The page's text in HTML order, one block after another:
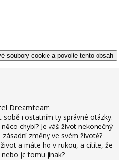
soubory cookie a povolte tento obsah
Dreamteam
sobě i ostatním ty správné otázky.
chybí? Je váš život nekonečný
změny ve svém životě?
a máte ho v rukou, a cítíte, že
je tomu jinak?